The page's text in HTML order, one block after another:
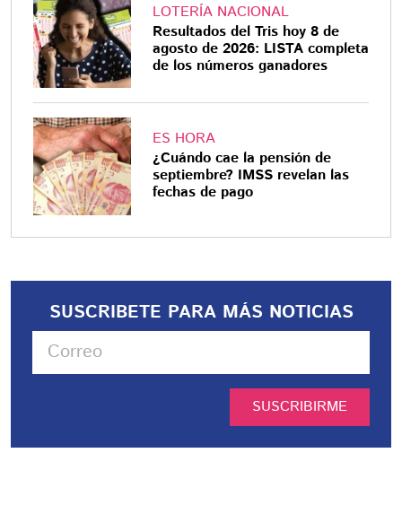
LOTERÍA NACIONAL
Resultados del Tris hoy 8 de
agosto de 2026: LISTA completa
de los números ganadores
ES HORA
¿Cuándo cae la pensión de
septiembre? IMSS revelan las
fechas de pago
SUSCRIBETE PARA MÁS NOTICIAS
SUSCRIBIRME